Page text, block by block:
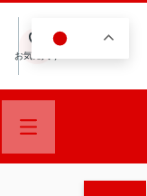
お気に入り